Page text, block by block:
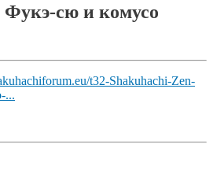
Фукэ-сю и комусо
t32-Shakuhachi-Zen-
...